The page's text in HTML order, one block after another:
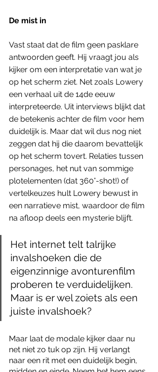
De mist in
Vast staat dat de film geen pasklare
antwoorden geeft. Hij vraagt jou als
kijker om een interpretatie van wat je
op het scherm ziet. Net zoals Lowery
een verhaal uit de 14de eeuw
interpreteerde. Uit interviews blijkt dat
de betekenis achter de film voor hem
duidelijk is. Maar dat wil dus nog niet
zeggen dat hij die daarom bevattelijk
op het scherm tovert. Relaties tussen
personages, het nut van sommige
plotelementen (dat 360°-shot!) of
vertelkeuzes hult Lowery bewust in
een narratieve mist, waardoor de film
na afloop deels een mysterie blijft.
Het internet telt talrijke
invalshoeken die de
eigenzinnige avonturenfilm
proberen te verduidelijken.
Maar is er wel zoiets als een
juiste invalshoek?
Maar laat de modale kijker daar nu
net niet zo tuk op zijn. Hij verlangt
naar een rit met een duidelijk begin,